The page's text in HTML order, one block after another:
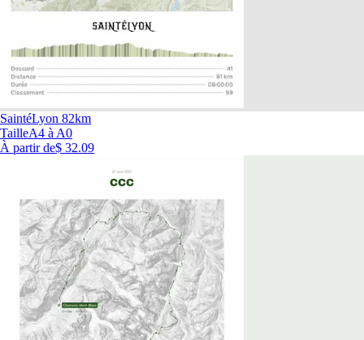
SaintéLyon 82km
TailleA4 à A0
À partir de$ 32.09